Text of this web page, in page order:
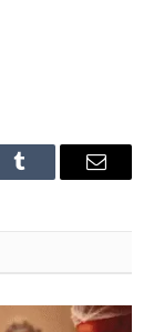
Tumblr Email